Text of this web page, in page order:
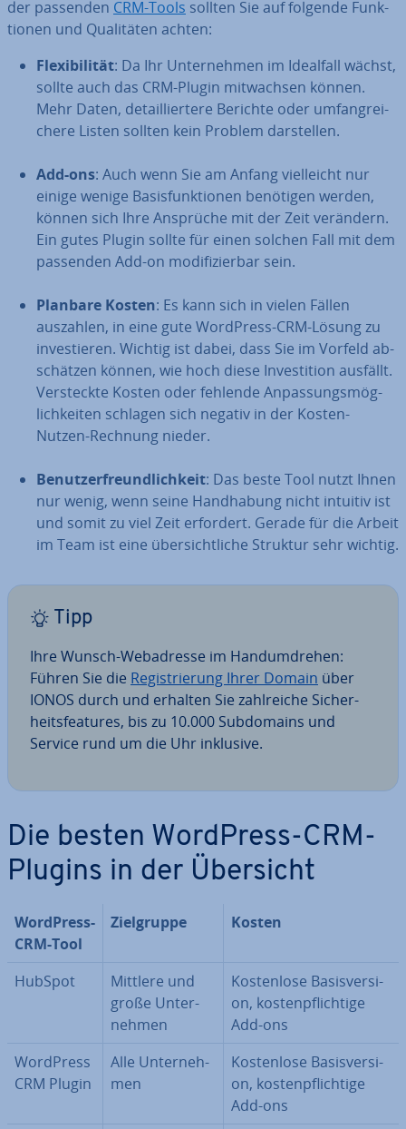
der passenden CRM-Tools sollten Sie auf folgende Funk­
tio­nen und Qua­li­tä­ten achten:
Fle­xi­bi­li­tät: Da Ihr Un­ter­neh­men im Idealfall wächst,
sollte auch das CRM-Plugin mit­wach­sen können.
Mehr Daten, de­tail­lier­te­re Berichte oder um­fang­rei­
che­re Listen sollten kein Problem dar­stel­len.
Add-ons: Auch wenn Sie am Anfang viel­leicht nur
einige wenige Ba­sis­funk­tio­nen benötigen werden,
können sich Ihre Ansprüche mit der Zeit verändern.
Ein gutes Plugin sollte für einen solchen Fall mit dem
passenden Add-on mo­di­fi­zier­bar sein.
Planbare Kosten: Es kann sich in vielen Fällen
auszahlen, in eine gute WordPress-CRM-Lösung zu
in­ves­tie­ren. Wichtig ist dabei, dass Sie im Vorfeld ab­
schät­zen können, wie hoch diese In­ves­ti­ti­on ausfällt.
Ver­steck­te Kosten oder fehlende An­pas­sungs­mög­
lich­kei­ten schlagen sich negativ in der Kosten-
Nutzen-Rechnung nieder.
Be­nut­zer­freund­lich­keit: Das beste Tool nutzt Ihnen
nur wenig, wenn seine Hand­ha­bung nicht intuitiv ist
und somit zu viel Zeit erfordert. Gerade für die Arbeit
im Team ist eine über­sicht­li­che Struktur sehr wichtig.
Tipp
Ihre Wunsch-Web­adres­se im Hand­um­dre­hen:
Führen Sie die Re­gis­trie­rung Ihrer Domain über
IONOS durch und erhalten Sie zahl­rei­che Si­cher­
heits­fea­tures, bis zu 10.000 Sub­do­mains und
Service rund um die Uhr inklusive.
Die besten WordPress-CRM-
Plugins in der Übersicht
WordPress-
CRM-Tool
Ziel­grup­pe Kosten
HubSpot
Mittlere und
große Un­ter­
neh­men
Kos­ten­lo­se Ba­sis­ver­si­
on, kos­ten­pflich­ti­ge
Add-ons
WordPress
CRM Plugin
Alle Un­ter­neh­
men
Kos­ten­lo­se Ba­sis­ver­si­
on, kos­ten­pflich­ti­ge
Add-ons